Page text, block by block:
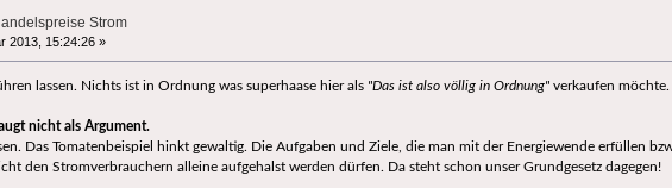
Strom
2013, 15:24:26 »
lassen. Nichts ist in Ordnung was superhaase hier als "Das ist also völlig in Ordnung"verkaufen möchte.
nicht als Argument.
Das Tomatenbeispiel hinkt gewaltig. Die Aufgaben und Ziele, die man mit der Energiewende erfüllen
den Stromverbrauchern alleine aufgehalst werden dürfen. Da steht schon unser Grundgesetz dagegen!